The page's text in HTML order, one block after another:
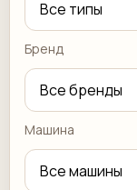
Бренд
Машина